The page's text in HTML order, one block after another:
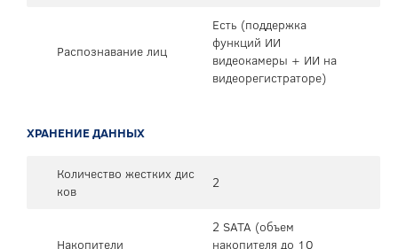
Распознавание лиц
Есть (поддержка
функций ИИ
видеокамеры + ИИ на
видеорегистраторе)
ХРАНЕНИЕ ДАННЫХ
Количество жестких дис
ков
2
Накопители
2 SATA (объем
накопителя до 10